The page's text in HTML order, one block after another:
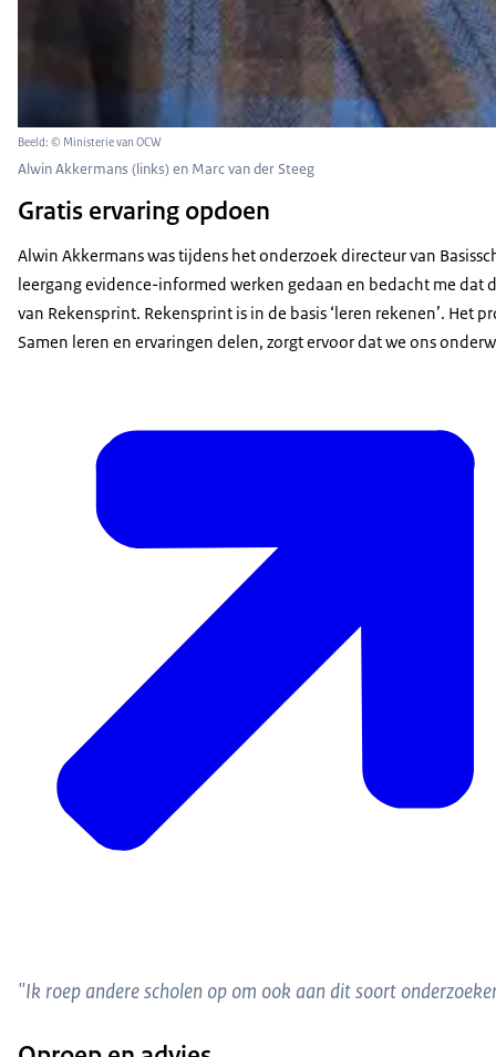
Beeld: © Ministerie van OCW
Alwin Akkermans (links) en Marc van der Steeg
Gratis ervaring opdoen
Alwin Akkermans was tijdens het onderzoek directeur van
leergang evidence-informed werken gedaan en bedacht me
van Rekensprint. Rekensprint is in de basis ‘leren rekenen’.
Samen leren en ervaringen delen, zorgt ervoor dat we ons
"Ik roep andere scholen op om ook aan dit soort